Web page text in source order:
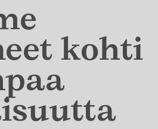
kohti